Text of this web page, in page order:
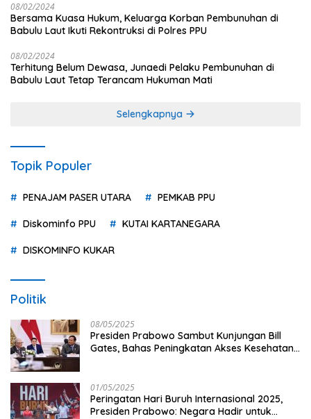
08/02/2024
Bersama Kuasa Hukum, Keluarga Korban Pembunuhan di
Babulu Laut Ikuti Rekontruksi di Polres PPU
08/02/2024
Terhitung Belum Dewasa, Junaedi Pelaku Pembunuhan di
Babulu Laut Tetap Terancam Hukuman Mati
Selengkapnya
Topik Populer
PENAJAM PASER UTARA PEMKAB PPU
Diskominfo PPU KUTAI KARTANEGARA
DISKOMINFO KUKAR
Politik
08/05/2025
Presiden Prabowo Sambut Kunjungan Bill
Gates, Bahas Peningkatan Akses Kesehatan
01/05/2025
Peringatan Hari Buruh Internasional 2025,
Presiden Prabowo: Negara Hadir untuk